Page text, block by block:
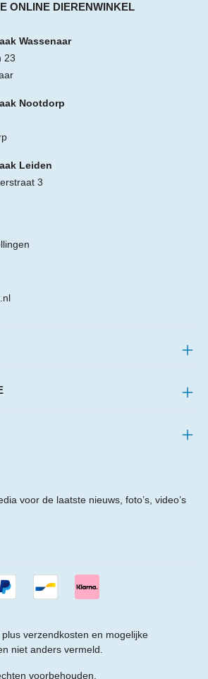
ONLINE DIERENWINKEL
Wassenaar
23
Nootdorp
Leiden
3
voor de laatste nieuws, foto’s, video’s
plus verzendkosten en mogelijke
niet anders vermeld.
voorbehouden.